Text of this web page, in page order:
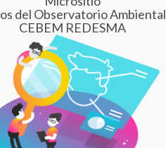
del Observatorio Ambiental
CEBEM REDESMA